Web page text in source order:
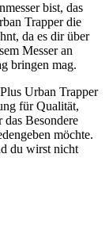
bist, das
Trapper die
da es dir über
Messer an
bringen mag.
Urban Trapper
für Qualität,
Besondere
möchte.
du wirst nicht